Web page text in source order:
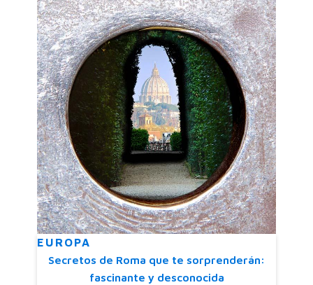
EUROPA
Secretos de Roma que te sorprenderán:
fascinante y desconocida